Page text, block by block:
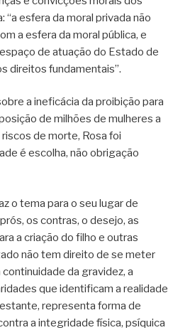
“a esfera da moral privada não
a esfera da moral pública, e
de atuação do Estado de
direitos fundamentais”.
a ineficácia da proibição para
de milhões de mulheres a
de morte, Rosa foi
é escolha, não obrigação
o tema para o seu lugar de
os contras, o desejo, as
a criação do filho e outras
não tem direito de se meter
da gravidez, a
que identificam a realidade
representa forma de
a integridade física, psíquica